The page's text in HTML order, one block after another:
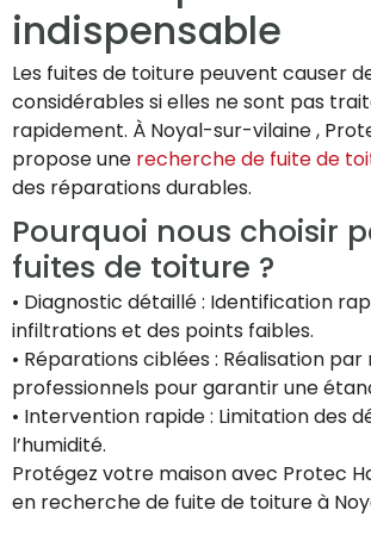
indispensable
Les fuites de toiture peuvent causer
considérables si elles ne sont pas
rapidement. À Noyal-sur-vilaine ,
propose une recherche de fuite de
des réparations durables.
Pourquoi nous choisir
fuites de toiture ?
• Diagnostic détaillé : Identification
infiltrations et des points faibles.
• Réparations ciblées : Réalisation
professionnels pour garantir une
• Intervention rapide : Limitation des
l’humidité.
Protégez votre maison avec Protec
en recherche de fuite de toiture à